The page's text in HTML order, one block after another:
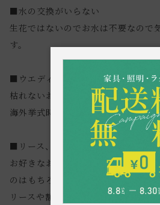
■水の交換がいらない
生花ではないのでお水は不要なので
す。
■ウエディングブーケやプレゼントに
枯れないお花のため、前もって準備
海外挙式時のブーケとしても昨今で
■リース、額など様々なアレンジや加
お好きなお花を選んでいただき、フ
のはもちろん、
リースや額など、お手持ちの様々な